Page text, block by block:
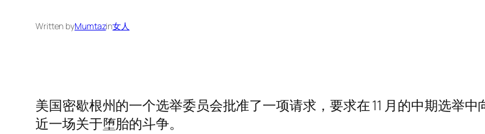
Written byMumtazin女人
美国密歇根州的一个选举委员会批准了一项请求，要求在 11 月的中期选举
近一场关于堕胎的斗争。